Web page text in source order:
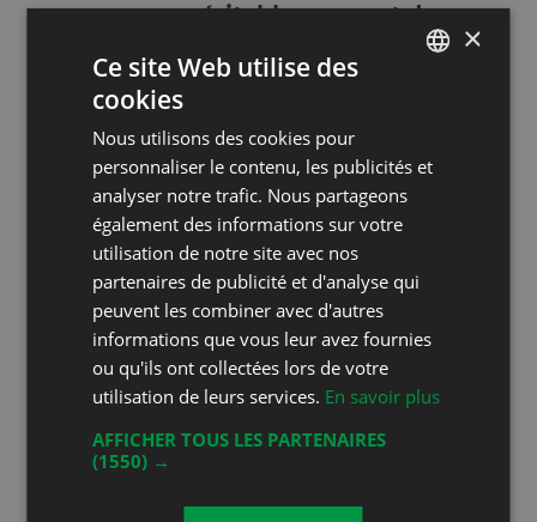
comme un véritable moment de
Au-dessus des vignes du Château de
Vullierens, avec vue panoramique sur le lac,
ou à couvert en cas de mauvais temps, la
Tavolata invite à prendre le temps et à
savourer l’instant. Autour d’une table
généreuse, la cuisine se veut authentique et
inspirée des saisons et du plaisir d’être
ensemble. Ici, le repas devient un moment
de partage, où traditions, convivialité et art
de vivre se rencontrent naturellement.
Coordonnées
Julie Haering
×
Ce site Web utilise des
cookies
Nous utilisons des cookies pour
personnaliser le contenu, les publicités et
analyser notre trafic. Nous partageons
également des informations sur votre
utilisation de notre site avec nos
partenaires de publicité et d'analyse qui
peuvent les combiner avec d'autres
informations que vous leur avez fournies
ou qu'ils ont collectées lors de votre
utilisation de leurs services. En savoir plus
AFFICHER TOUS LES PARTENAIRES
(1550) →